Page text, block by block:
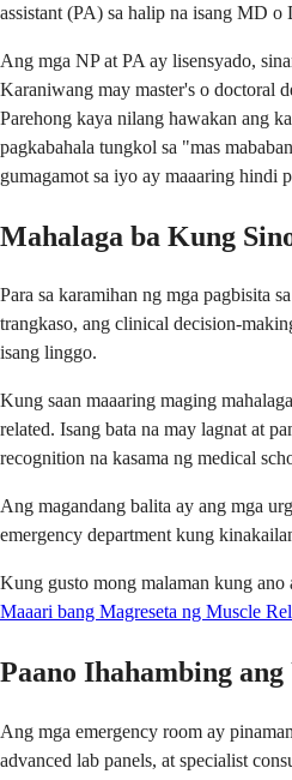
assistant (PA) sa halip na isang MD o
Ang mga NP at PA ay lisensyado,
Karaniwang may master's o doctoral
Parehong kaya nilang hawakan ang
pagkabahala tungkol sa "mas
gumagamot sa iyo ay maaaring hindi
Mahalaga ba Kung
Para sa karamihan ng mga pagbisita
trangkaso, ang clinical decision-
isang linggo.
Kung saan maaaring maging
related. Isang bata na may lagnat at
recognition na kasama ng medical
Ang magandang balita ay ang mga
emergency department kung
Kung gusto mong malaman kung ano
Maaari bang Magreseta ng Muscle
Paano Ihahambing
Ang mga emergency room ay
advanced lab panels, at specialist